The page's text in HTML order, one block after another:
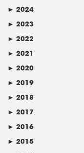
► 2024
► 2023
► 2022
► 2021
► 2020
► 2019
► 2018
► 2017
► 2016
► 2015